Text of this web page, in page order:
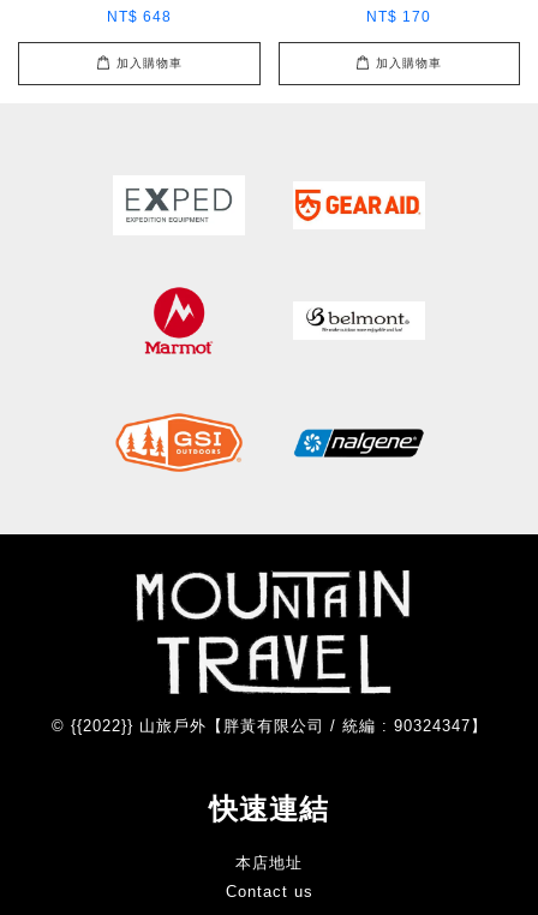
NT$ 648
加入購物車
NT$ 170
加入購物車
© {{2022}} 山旅戶外【胖黃有限公司 / 統編 : 90324347】
快速連結
本店地址
Contact us